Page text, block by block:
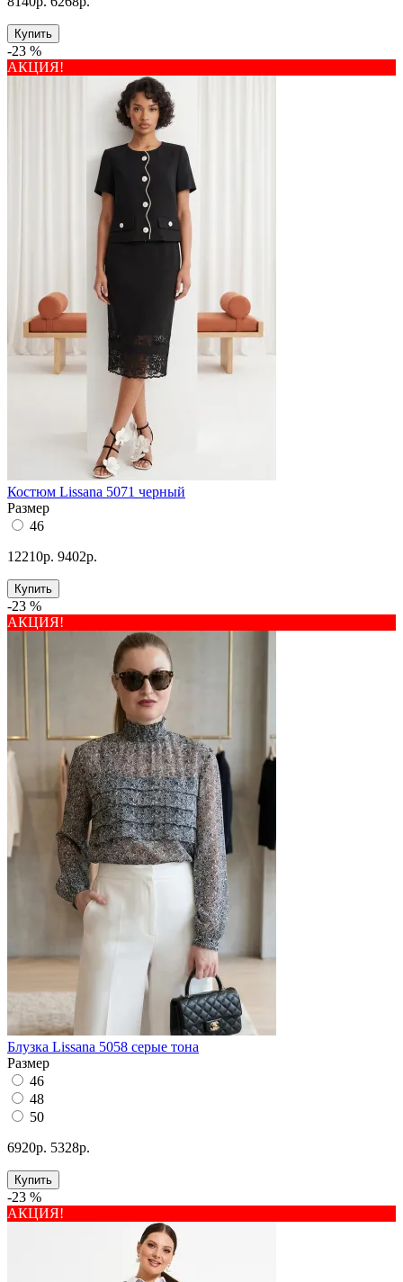
Купить
-23 %
АКЦИЯ!
Костюм Lissana 5071 черный
Размер
46
12210р. 9402р.
Купить
-23 %
АКЦИЯ!
Блузка Lissana 5058 серые тона
Размер
46
48
50
6920р. 5328р.
Купить
-23 %
АКЦИЯ!